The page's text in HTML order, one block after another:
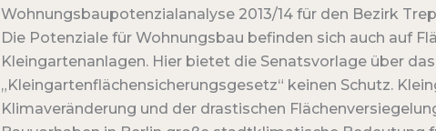
Wohnungsbaupotenzialanalyse 2013/14 für den Bezirk
Die Potenziale für Wohnungsbau befinden sich auch auf
Kleingartenanlagen. Hier bietet die Senatsvorlage über das
„Kleingartenflächensicherungsgesetz“ keinen Schutz.
Klimaveränderung und der drastischen